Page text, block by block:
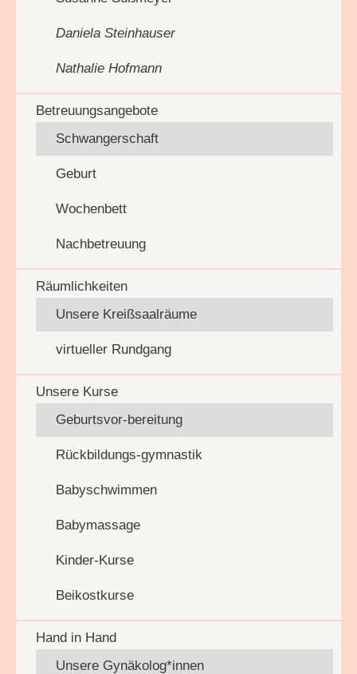
Daniela Steinhauser
Nathalie Hofmann
Betreuungsangebote
Schwangerschaft
Geburt
Wochenbett
Nachbetreuung
Räumlichkeiten
Unsere Kreißsaalräume
virtueller Rundgang
Unsere Kurse
Geburtsvor-bereitung
Rückbildungs-gymnastik
Babyschwimmen
Babymassage
Kinder-Kurse
Beikostkurse
Hand in Hand
Unsere Gynäkolog*innen